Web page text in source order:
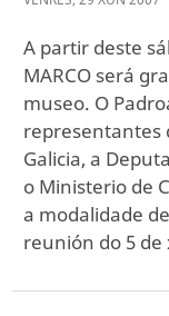
A partir deste
MARCO será
museo. O
representantes
Galicia, a
o Ministerio de
a modalidade
reunión do 5 de